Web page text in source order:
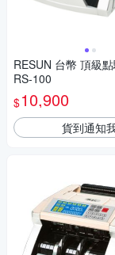
RESUN 台幣 頂級
RS-100
$10,900
貨到通知